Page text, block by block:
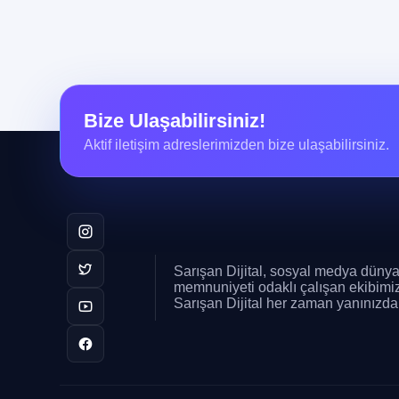
Bize Ulaşabilirsiniz!
Aktif iletişim adreslerimizden bize ulaşabilirsiniz.
Sarışan Dijital, sosyal medya
memnuniyeti odaklı çalışan
Sarışan Dijital her zaman